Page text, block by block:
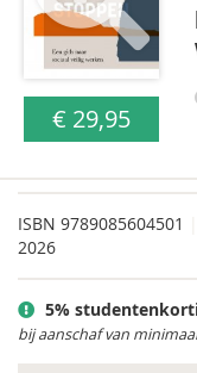
€ 29,95
ISBN 9789085604501
2026
5%
bij aanschaf van